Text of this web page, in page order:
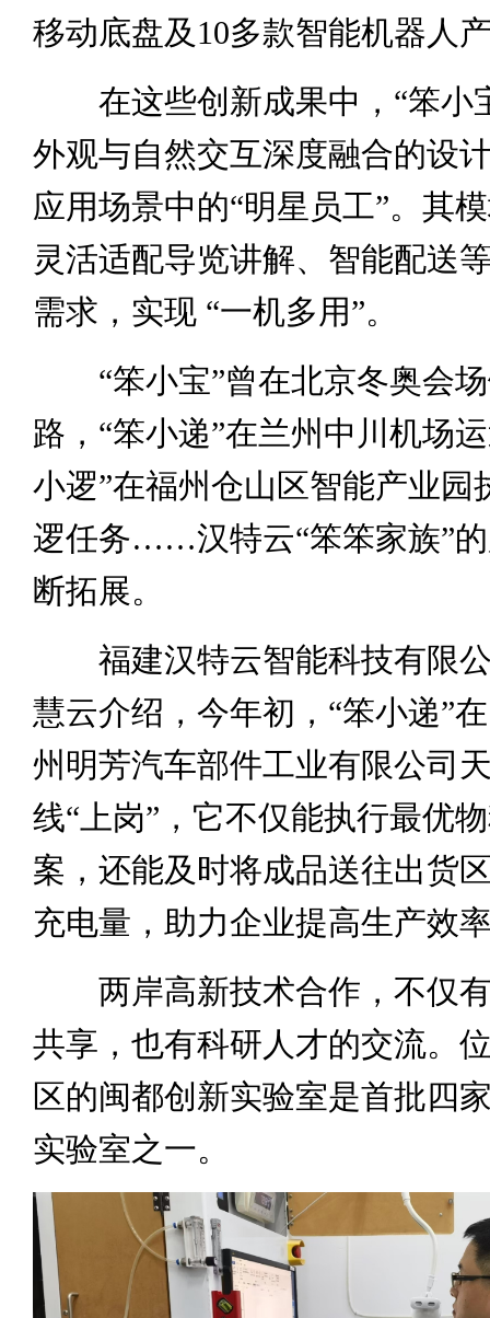
移动底盘及10多款智能机器人
在这些创新成果中，“笨小
外观与自然交互深度融合的设
应用场景中的“明星员工”。其
灵活适配导览讲解、智能配送
需求，实现 “一机多用”。
“笨小宝”曾在北京冬奥会场
路，“笨小递”在兰州中川机场
小逻”在福州仓山区智能产业园
逻任务……汉特云“笨笨家族”
断拓展。
福建汉特云智能科技有限公
慧云介绍，今年初，“笨小递”
州明芳汽车部件工业有限公司
线“上岗”，它不仅能执行最优
案，还能及时将成品送往出货
充电量，助力企业提高生产效
两岸高新技术合作，不仅有
共享，也有科研人才的交流。
区的闽都创新实验室是首批四
实验室之一。